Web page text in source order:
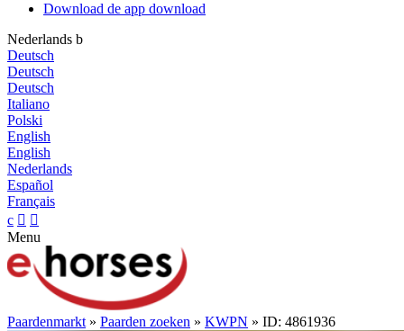
Download de app download
Nederlands b
Deutsch
Deutsch
Deutsch
Italiano
Polski
English
English
Nederlands
Español
Français
c  
Menu
Paardenmarkt » Paarden zoeken » KWPN » ID: 4861936